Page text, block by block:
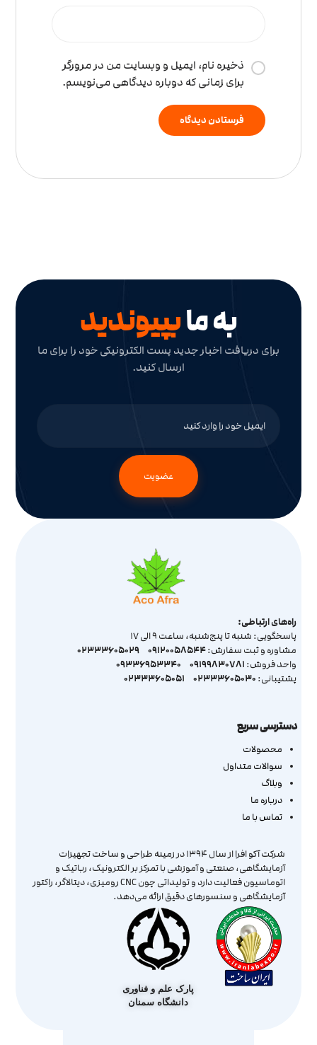
ذخیره نام، ایمیل و وبسایت من در مرورگر
برای زمانی که دوباره دیدگاهی می‌نویسم.
به مابپیوندید
برای دریافت اخبار جدید پست الکترونیکی خود را برای ما
ارسال کنید.
عضویت
راه‌های ارتباطی:
پاسخگویی: شنبه تا پنج‌شنبه، ساعت 9 الی 17
مشاوره و ثبت سفارش:09120058544
02333605029
واحد فروش: 09199830781
09336953340
پشتیبانی: 02333605030
02333605051
دسترسی سریع
محصولات
سوالات متداول
وبلاگ
درباره ما
تماس با ما
شرکت آکو افرا از سال ۱۳۹۴ در زمینه طراحی و ساخت تجهیزات
آزمایشگاهی، صنعتی و آموزشی با تمرکز بر الکترونیک، رباتیک و
اتوماسیون فعالیت دارد و تولیداتی چون CNC رومیزی، دیتالاگر، راکتور
آزمایشگاهی و سنسورهای دقیق ارائه می‌دهد.
پارک علم و فناوری
دانشگاه سمنان